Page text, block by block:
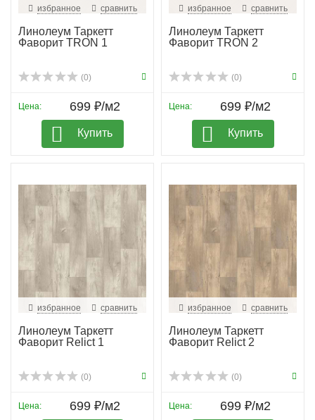
избранное сравнить
Линолеум Таркетт
Фаворит TRON 1
(0)
Цена: 699 ₽/м2
Купить
избранное сравнить
Линолеум Таркетт
Фаворит TRON 2
(0)
Цена: 699 ₽/м2
Купить
избранное сравнить
Линолеум Таркетт
Фаворит Relict 1
(0)
Цена: 699 ₽/м2
избранное сравнить
Линолеум Таркетт
Фаворит Relict 2
(0)
Цена: 699 ₽/м2